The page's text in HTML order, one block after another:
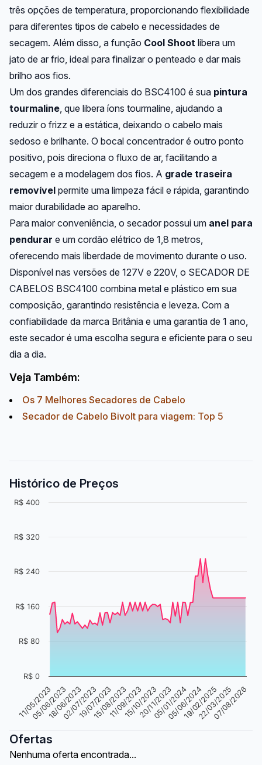
três opções de temperatura, proporcionando flexibilidade
para diferentes tipos de cabelo e necessidades de
secagem. Além disso, a função Cool Shoot libera um
jato de ar frio, ideal para finalizar o penteado e dar mais
brilho aos fios.
Um dos grandes diferenciais do BSC4100 é sua pintura
tourmaline, que libera íons tourmaline, ajudando a
reduzir o frizz e a estática, deixando o cabelo mais
sedoso e brilhante. O bocal concentrador é outro ponto
positivo, pois direciona o fluxo de ar, facilitando a
secagem e a modelagem dos fios. A grade traseira
removível permite uma limpeza fácil e rápida, garantindo
maior durabilidade ao aparelho.
Para maior conveniência, o secador possui um anel para
pendurar e um cordão elétrico de 1,8 metros,
oferecendo mais liberdade de movimento durante o uso.
Disponível nas versões de 127V e 220V, o SECADOR DE
CABELOS BSC4100 combina metal e plástico em sua
composição, garantindo resistência e leveza. Com a
confiabilidade da marca Britânia e uma garantia de 1 ano,
este secador é uma escolha segura e eficiente para o seu
dia a dia.
Veja Também:
Os 7 Melhores Secadores de Cabelo
Secador de Cabelo Bivolt para viagem: Top 5
Histórico de Preços
11/05/2023
05/06/2023
18/06/2023
02/07/2023
19/07/2023
15/08/2023
11/09/2023
15/10/2023
20/11/2023
05/01/2024
05/06/2024
19/02/2025
22/03/2025
07/08/2026
R$ 0
R$ 80
R$ 160
R$ 240
R$ 320
R$ 400
Ofertas
Nenhuma oferta encontrada...